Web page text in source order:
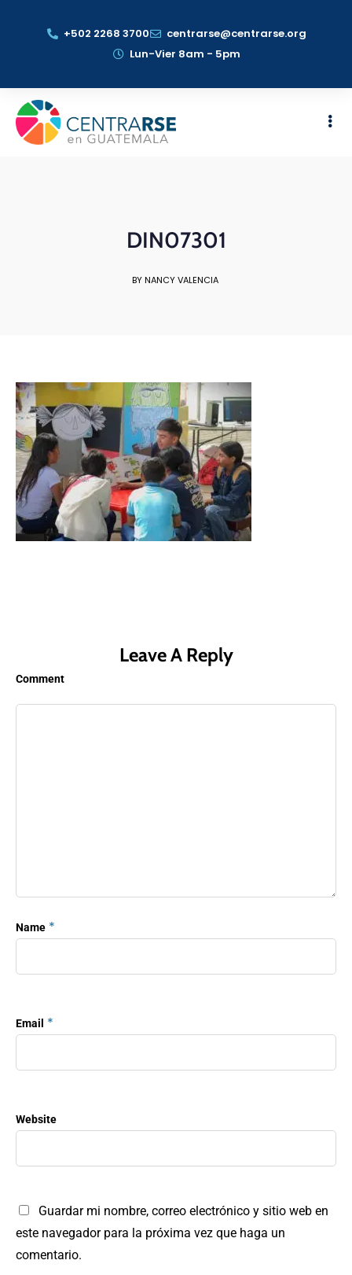
+502 2268 3700
centrarse@centrarse.org
Lun-Vier 8am - 5pm
DIN07301
BY NANCY VALENCIA
Leave A Reply
Comment
Name *
Email *
Website
Guardar mi nombre, correo electrónico y sitio web en
este navegador para la próxima vez que haga un
comentario.